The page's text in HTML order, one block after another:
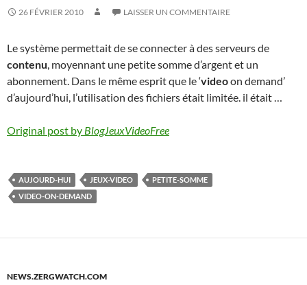
26 FÉVRIER 2010 LAISSER UN COMMENTAIRE
Le système permettait de se connecter à des serveurs de
contenu, moyennant une petite somme d’argent et un
abonnement. Dans le même esprit que le ‘videoon demand’
d’aujourd’hui, l’utilisation des fichiers était limitée. il était …
Original post by BlogJeuxVideoFree
AUJOURD-HUI JEUX-VIDEO
PETITE-SOMME
VIDEO-ON-DEMAND
NEWS.ZERGWATCH.COM